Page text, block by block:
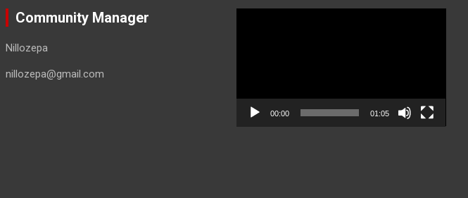
Community Manager
Nillozepa
nillozepa@gmail.com
00:00 01:05